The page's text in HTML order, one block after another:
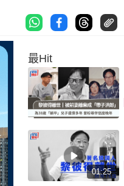
最Hit
01:25